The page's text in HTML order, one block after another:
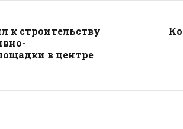
к строительству
в центре